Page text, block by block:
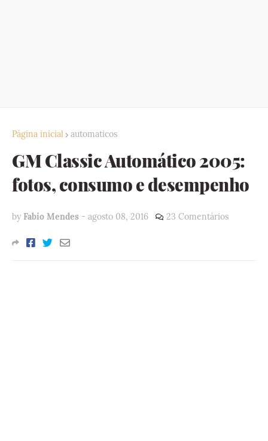
Página inicial automaticos
GM Classic Automático 2005:
fotos, consumo e desempenho
by Fabio Mendes - agosto 08, 2016 23 Comentários